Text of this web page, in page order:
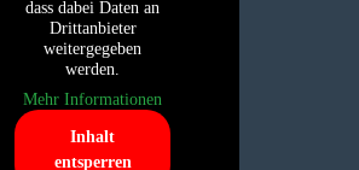
dass dabei Daten an
Drittanbieter
weitergegeben
werden.
Mehr Informationen
Inhalt
entsperren